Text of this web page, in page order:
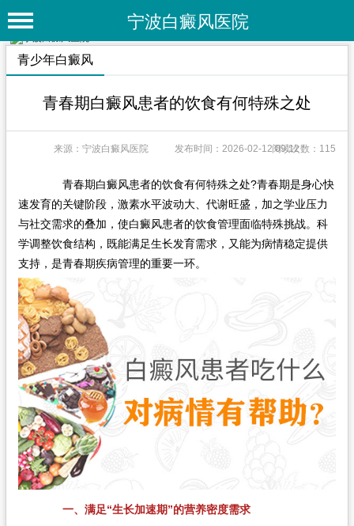
宁波白癜风医院
首 页
专家团队
特色疗法
白癜风常识
白癜风人群
白癜风部位
白癜风类型
在线问诊
青少年白癜风
青春期白癜风患者的饮食有何特殊之处
来源：宁波白癜风医院 发布时间：2026-02-12 09:12阅读次数：115
青春期白癜风患者的饮食有何特殊之处?青春期是身心快
速发育的关键阶段，激素水平波动大、代谢旺盛，加之学业压力
与社交需求的叠加，使白癜风患者的饮食管理面临特殊挑战。科
学调整饮食结构，既能满足生长发育需求，又能为病情稳定提供
支持，是青春期疾病管理的重要一环。
一、满足“生长加速期”的营养密度需求